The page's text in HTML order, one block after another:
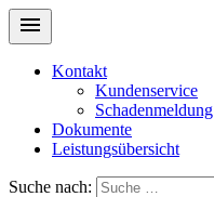
Kontakt
Kundenservice
Schadenmeldung
Dokumente
Leistungsübersicht
Suche nach: